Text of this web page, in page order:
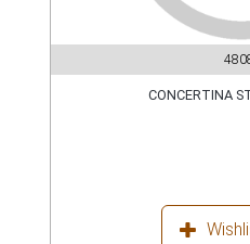
CONCERTINA